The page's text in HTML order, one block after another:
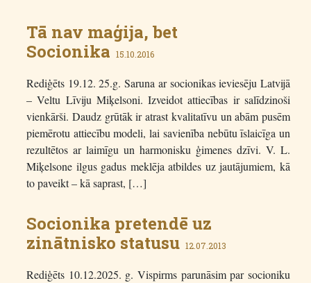
Tā nav maģija, bet
Socionika 15.10.2016
Rediģēts 19.12. 25.g. Saruna ar socionikas ieviesēju Latvijā
– Veltu Līviju Miķelsoni. Izveidot attiecības ir salīdzinoši
vienkārši. Daudz grūtāk ir atrast kvalitatīvu un abām pusēm
piemērotu attiecību modeli, lai savienība nebūtu īslaicīga un
rezultētos ar laimīgu un harmonisku ģimenes dzīvi. V. L.
Miķelsone ilgus gadus meklēja atbildes uz jautājumiem, kā
to paveikt – kā saprast, […]
Socionika pretendē uz
zinātnisko statusu 12.07.2013
Rediģēts 10.12.2025. g. Vispirms parunāsim par socioniku